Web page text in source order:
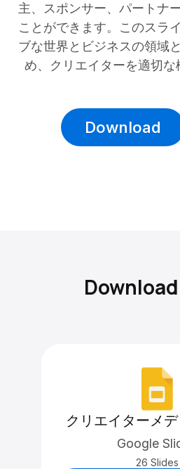
主、スポンサー、パートナ
ことができます。このスラ
ブな世界とビジネスの領域
め、クリエイターを適切な
Download
クリエイターメ
Google
26 Slides